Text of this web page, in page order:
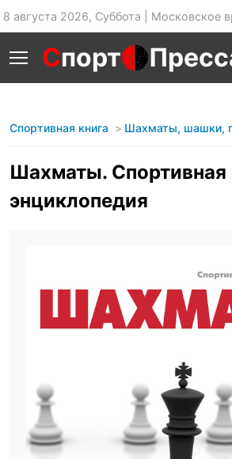
8 августа 2026, Суббота | Московское
Спорт
Спортивная книга Шахматы, шашки,
Шахматы. Спортивная
энциклопедия